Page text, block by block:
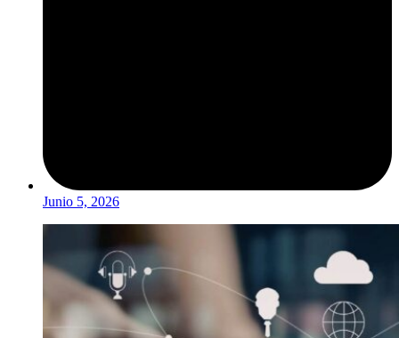
Junio 5, 2026